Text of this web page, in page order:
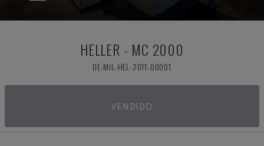
HELLER - MC 2000
DE-MIL-HEL-2011-00001
VENDIDO